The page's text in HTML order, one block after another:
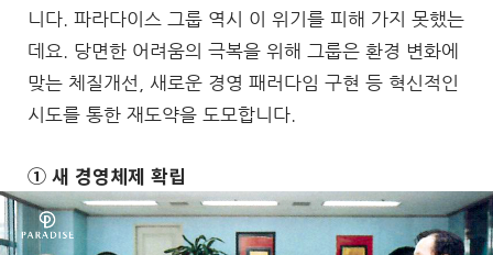
니다. 파라다이스 그룹 역시 이 위기를 피해 가지 못했는
데요. 당면한 어려움의 극복을 위해 그룹은 환경 변화에
맞는 체질개선, 새로운 경영 패러다임 구현 등 혁신적인
시도를 통한 재도약을 도모합니다.
① 새 경영체제 확립